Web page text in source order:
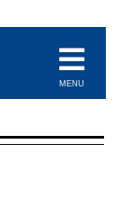
MENU